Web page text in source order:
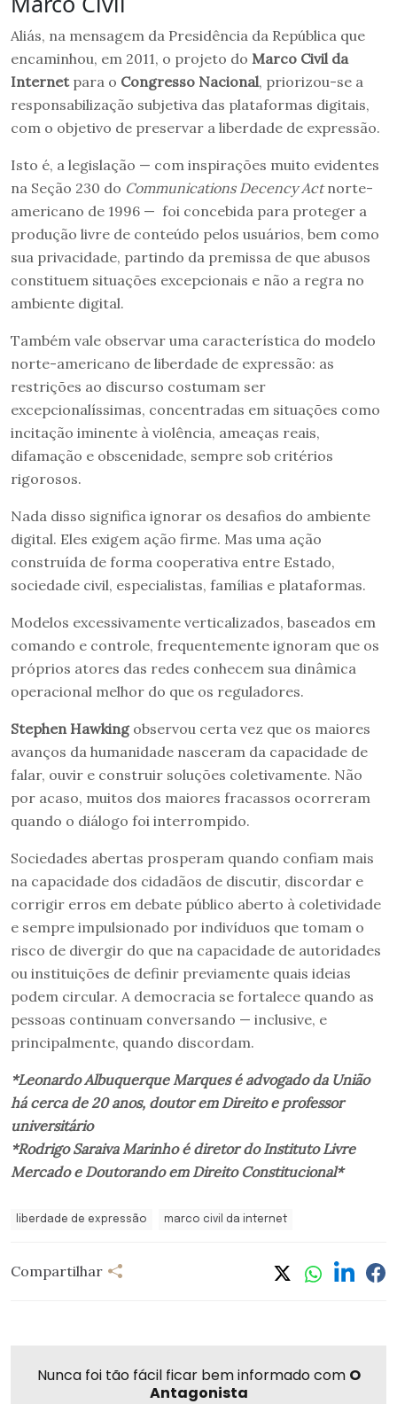
Aliás, na mensagem da Presidência da República que
encaminhou, em 2011, o projeto do Marco Civil da
Internetpara o Congresso Nacional, priorizou-se a
responsabilização subjetiva das plataformas digitais,
com o objetivo de preservar a liberdade de expressão.
Isto é, a legislação — com inspirações muito evidentes
na Seção 230 do Communications Decency Actnorte-
americano de 1996 — foi concebida para proteger a
produção livre de conteúdo pelos usuários, bem como
sua privacidade, partindo da premissa de que abusos
constituem situações excepcionais e não a regra no
ambiente digital.
Também vale observar uma característica do modelo
norte-americano de liberdade de expressão: as
restrições ao discurso costumam ser
excepcionalíssimas, concentradas em situações como
incitação iminente à violência, ameaças reais,
difamação e obscenidade, sempre sob critérios
rigorosos.
Nada disso significa ignorar os desafios do ambiente
digital. Eles exigem ação firme. Mas uma ação
construída de forma cooperativa entre Estado,
sociedade civil, especialistas, famílias e plataformas.
Modelos excessivamente verticalizados, baseados em
comando e controle, frequentemente ignoram que os
próprios atores das redes conhecem sua dinâmica
operacional melhor do que os reguladores.
Stephen Hawkingobservou certa vez que os maiores
avanços da humanidade nasceram da capacidade de
falar, ouvir e construir soluções coletivamente. Não
por acaso, muitos dos maiores fracassos ocorreram
quando o diálogo foi interrompido.
Sociedades abertas prosperam quando confiam mais
na capacidade dos cidadãos de discutir, discordar e
corrigir erros em debate público aberto à coletividade
e sempre impulsionado por indivíduos que tomam o
risco de divergir do que na capacidade de autoridades
ou instituições de definir previamente quais ideias
podem circular. A democracia se fortalece quando as
pessoas continuam conversando — inclusive, e
principalmente, quando discordam.
*Leonardo Albuquerque Marques é advogado da União
há cerca de 20 anos, doutor em Direito e professor
universitário
*Rodrigo Saraiva Marinho é diretor do Instituto Livre
Mercado e Doutorando em Direito Constitucional*
liberdade de expressão marco civil da internet
Compartilhar
Nunca foi tão fácil ficar bem informado com O
Antagonista